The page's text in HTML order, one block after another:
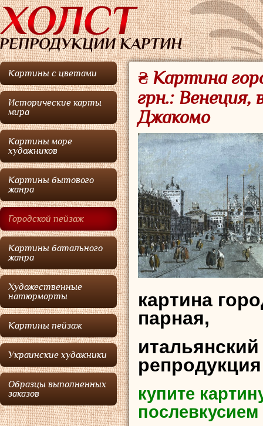
Картины с цветами
Исторические карты
мира
Картины море
художников
Картины бытового
жанра
Городской пейзаж
Картины батального
жанра
Художественные
натюрморты
Картины пейзаж
Украинские художники
Образцы выполненных
заказов
₴ Картина
грн.:
Джакомо
картина
парная,
купите
послевкусием